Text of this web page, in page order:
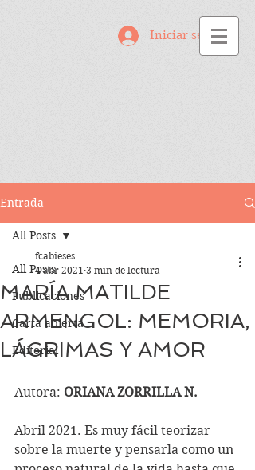
Iniciar sesión
Entrada
All Posts
Publicaciones
Carta abierta
Editorial
All Posts
MARÍA MATILDE
ARMENGOL: MEMORIA,
LÁGRIMAS Y AMOR
fcabieses
4 abr 2021 3 min de lectura
Autora: ORIANA ZORRILLA N.
Abril 2021. Es muy fácil teorizar
sobre la muerte y pensarla como un